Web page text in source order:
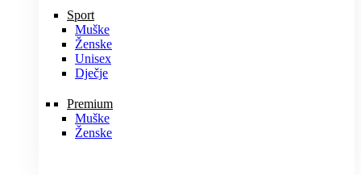
Sport
Muške
Ženske
Unisex
Dječje
Premium
Muške
Ženske